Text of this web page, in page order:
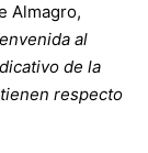
Almagro,
al
de la
respecto